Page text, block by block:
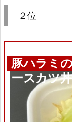
２位
豚ハラミ
ースカツ